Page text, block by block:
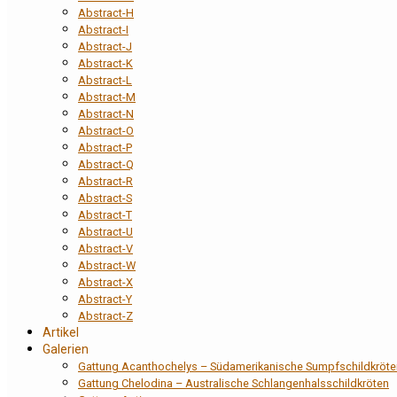
Abstract-H
Abstract-I
Abstract-J
Abstract-K
Abstract-L
Abstract-M
Abstract-N
Abstract-O
Abstract-P
Abstract-Q
Abstract-R
Abstract-S
Abstract-T
Abstract-U
Abstract-V
Abstract-W
Abstract-X
Abstract-Y
Abstract-Z
Artikel
Galerien
Gattung Acanthochelys – Südamerikanische
Gattung Chelodina – Australische Schlangenhalsschildkröten